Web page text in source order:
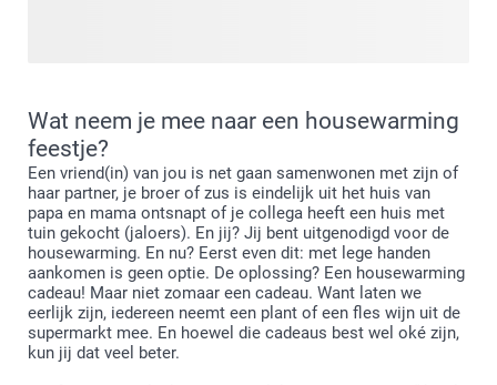
perfect maakt voor betekenisvolle cadeaus of het
doeltreffend decoreren van je huis. Klaar voor diepere, meer
mystieke inspiratie? Vervolg je reis door onze volledige
collectie boho-astrologie.
Wat neem je mee naar een housewarming
feestje?
Een vriend(in) van jou is net gaan samenwonen met zijn of
haar partner, je broer of zus is eindelijk uit het huis van
papa en mama ontsnapt of je collega heeft een huis met
tuin gekocht (jaloers). En jij? Jij bent uitgenodigd voor de
housewarming. En nu? Eerst even dit: met lege handen
aankomen is geen optie. De oplossing? Een housewarming
cadeau! Maar niet zomaar een cadeau. Want laten we
eerlijk zijn, iedereen neemt een plant of een fles wijn uit de
supermarkt mee. En hoewel die cadeaus best wel oké zijn,
kun jij dat veel beter.